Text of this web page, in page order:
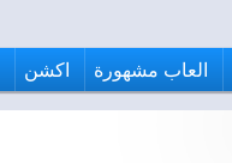
العاب مشهورة اكشن